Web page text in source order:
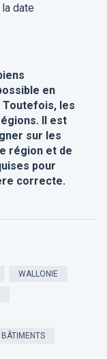
date
en
Toutefois, les
Il est
sur les
région et de
pour
correcte.
WALLONIE
BÂTIMENTS